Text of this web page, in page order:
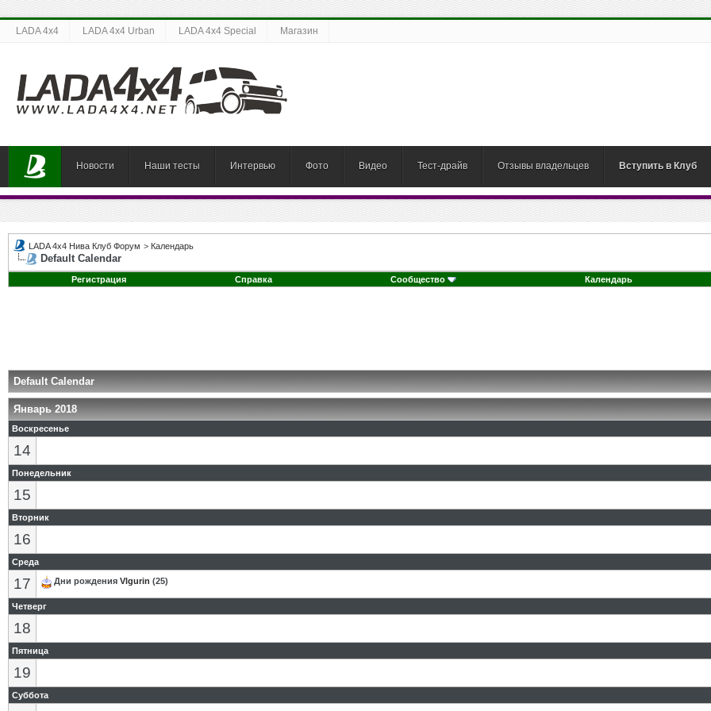
LADA 4x4 LADA 4x4 Urban LADA 4x4 Special Магазин
Новости Наши тесты Интервью Фото Видео Тест-драйв Отзывы владельцев Вступить в Клуб
LADA 4x4 Нива Клуб Форум > Календарь
Default Calendar
Регистрация Справка Сообщество Календарь
Default Calendar
Январь 2018
Воскресенье
14
Понедельник
15
Вторник
16
Среда
17 Дни рождения Vlgurin (25)
Четверг
18
Пятница
19
Суббота